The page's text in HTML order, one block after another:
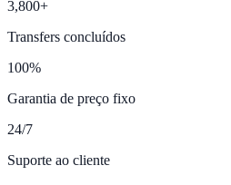
3,800+
Transfers concluídos
100%
Garantia de preço fixo
24/7
Suporte ao cliente